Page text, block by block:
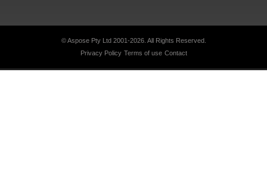
© Aspose Pty Ltd 2001-2026. All Rights Reserved.
Privacy Policy Terms of use Contact